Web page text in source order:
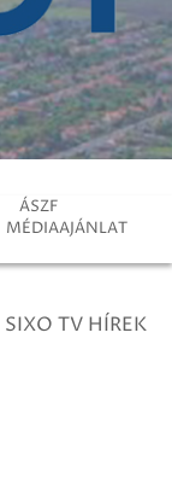
ÁSZF
MÉDIAAJÁNLAT
SIXO TV HÍREK